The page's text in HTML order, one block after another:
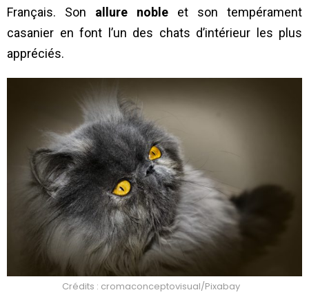
Français. Son allure noble et son tempérament
casanier en font l’un des chats d’intérieur les plus
appréciés.
Crédits : cromaconceptovisual/Pixabay